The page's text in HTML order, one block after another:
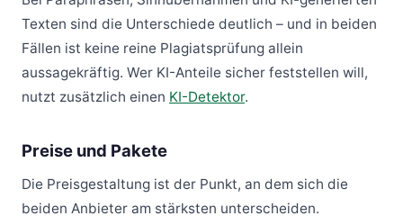
Texten sind die Unterschiede deutlich – und in beiden
Fällen ist keine reine Plagiatsprüfung allein
aussagekräftig. Wer KI-Anteile sicher feststellen will,
nutzt zusätzlich einen KI-Detektor.
Preise und Pakete
Die Preisgestaltung ist der Punkt, an dem sich die
beiden Anbieter am stärksten unterscheiden.